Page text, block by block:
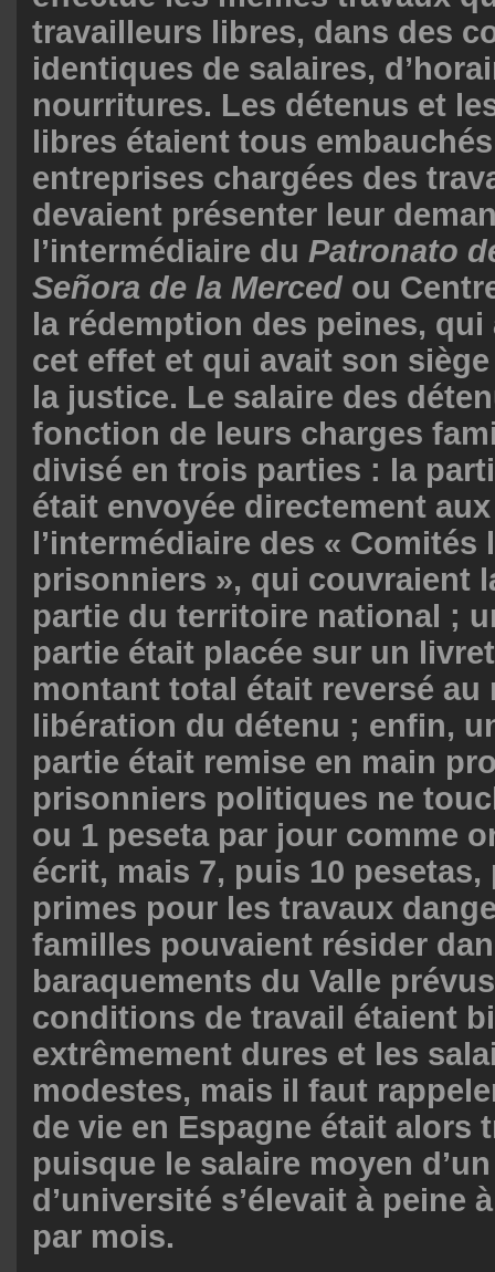
travailleurs libres, dans des
identiques de salaires,
nourritures. Les détenus et
libres étaient tous
entreprises chargées des
devaient présenter leur
l’intermédiaire du Patronato
Señora de la Merced ou
la rédemption des peines, qui
cet effet et qui avait son
la justice. Le salaire des
fonction de leurs charges
divisé en trois parties : la
était envoyée directement
l’intermédiaire des « Comités
prisonniers », qui couvraient
partie du territoire national ;
partie était placée sur un
montant total était reversé au
libération du détenu ; enfin,
partie était remise en main
prisonniers politiques ne
ou 1 peseta par jour comme
écrit, mais 7, puis 10 pesetas,
primes pour les travaux
familles pouvaient résider
baraquements du Valle
conditions de travail étaient
extrêmement dures et les
modestes, mais il faut
de vie en Espagne était alors
puisque le salaire moyen
d’université s’élevait à peine
par mois.